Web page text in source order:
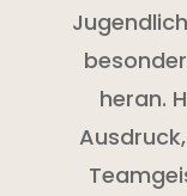
heran.